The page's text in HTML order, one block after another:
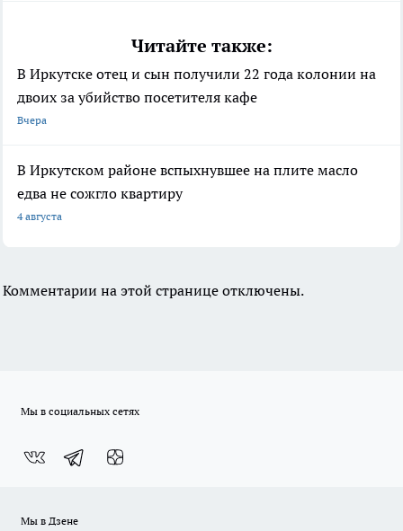
Читайте также:
В Иркутске отец и сын получили 22 года колонии на
двоих за убийство посетителя кафе
Вчера
В Иркутском районе вспыхнувшее на плите масло
едва не сожгло квартиру
4 августа
Комментарии на этой странице отключены.
Мы в социальных сетях
Мы в Дзене